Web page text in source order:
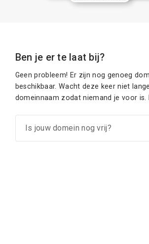
Ben je er te laat bij?
Geen probleem! Er zijn nog genoeg
beschikbaar. Wacht deze keer niet
domeinnaam zodat niemand je voor is.